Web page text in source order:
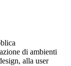
di ambienti
alla user